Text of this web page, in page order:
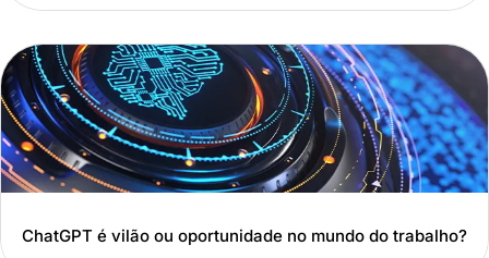
ChatGPT é vilão ou oportunidade no mundo do trabalho?